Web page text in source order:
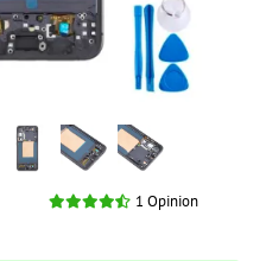
1 Opinion